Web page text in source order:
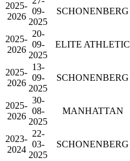
2025-
2026
09-
2025
SCHONENBERG
2025-
2026
20-
09-
2025
ELITE ATHLETIC
2025-
2026
13-
09-
2025
SCHONENBERG
2025-
2026
30-
08-
2025
MANHATTAN
2023-
2024
22-
03-
2025
SCHONENBERG